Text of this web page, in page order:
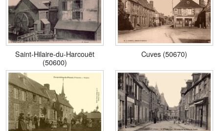
Saint-Hilaire-du-Harcouët
(50600)
Cuves (50670)